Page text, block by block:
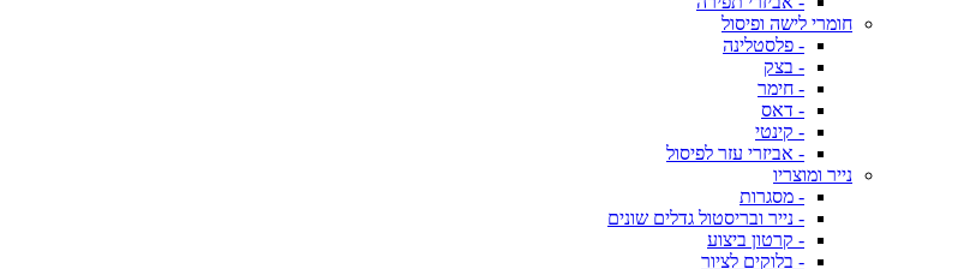
חומרי לישה ופיסול
- פלסטלינה
- בצק
- חימר
- דאס
- קינטי
- אביזרי עזר לפיסול
נייר ומוצריו
- מסגרות
- נייר ובריסטול גדלים שונים
- קרטון ביצוע
- בלוקים לציור